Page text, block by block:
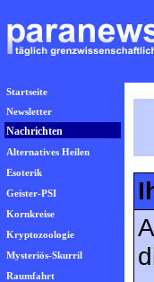
Startseite
Newsletter
Nachrichten
Alternatives Heilen
Esoterik
Geister-PSI
Kornkreise
Kryptozoologie
Mysteriös-Skurril
Raumfahrt